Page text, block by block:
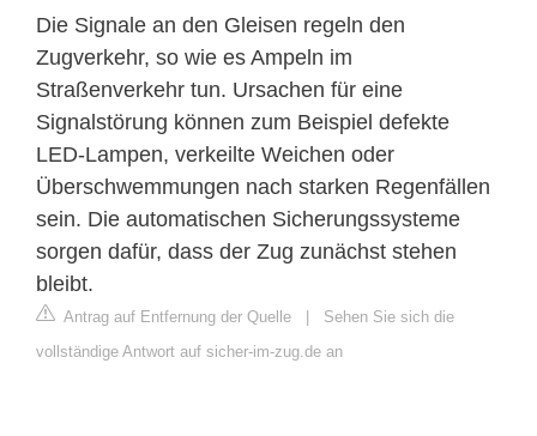
Die Signale an den Gleisen regeln den
Zugverkehr, so wie es Ampeln im
Straßenverkehr tun. Ursachen für eine
Signalstörung können zum Beispiel defekte
LED-Lampen, verkeilte Weichen oder
Überschwemmungen nach starken Regenfällen
sein. Die automatischen Sicherungssysteme
sorgen dafür, dass der Zug zunächst stehen
bleibt.
Antrag auf Entfernung der Quelle | Sehen Sie sich die
vollständige Antwort auf sicher-im-zug.de an